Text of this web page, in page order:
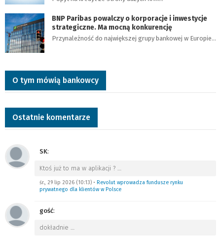
BNP Paribas powalczy o korporacje i inwestycje
strategiczne. Ma mocną konkurencję
Przynależność do największej grupy bankowej w Europie…
O tym mówią bankowcy
Ostatnie komentarze
SK:
Ktoś już to ma w aplikacji ? …
śr., 29 lip 2026 (10:13) • Revolut wprowadza fundusze rynku
prywatnego dla klientów w Polsce
gość:
dokładnie …